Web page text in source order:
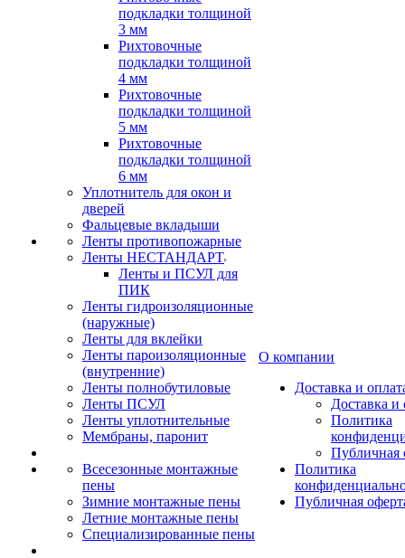
подкладки толщиной
3 мм
Рихтовочные
подкладки толщиной
4 мм
Рихтовочные
подкладки толщиной
5 мм
Рихтовочные
подкладки толщиной
6 мм
Уплотнитель для окон и
дверей
Фальцевые вкладыши
Ленты противопожарные
Ленты НЕСТАНДАРТ
Ленты и ПСУЛ для
ПИК
Ленты гидроизоляционные
(наружные)
Ленты для вклейки
Ленты пароизоляционные
(внутренние)
Ленты полнобутиловые
Ленты ПСУЛ
Ленты уплотнительные
Мембраны, паронит
Всесезонные монтажные
пены
Зимние монтажные пены
Летние монтажные пены
Специализированные пены
О компании
Доставка и
Доставка и
Политика
Публичная
Политика
Публичная